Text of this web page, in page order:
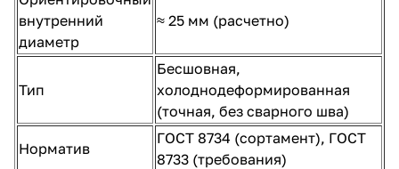
внутренний
диаметр
≈ 25 мм (расчетно)
Тип
Бесшовная,
холоднодеформированная
(точная, без сварного шва)
Норматив
ГОСТ 8734 (сортамент), ГОСТ
8733 (требования)